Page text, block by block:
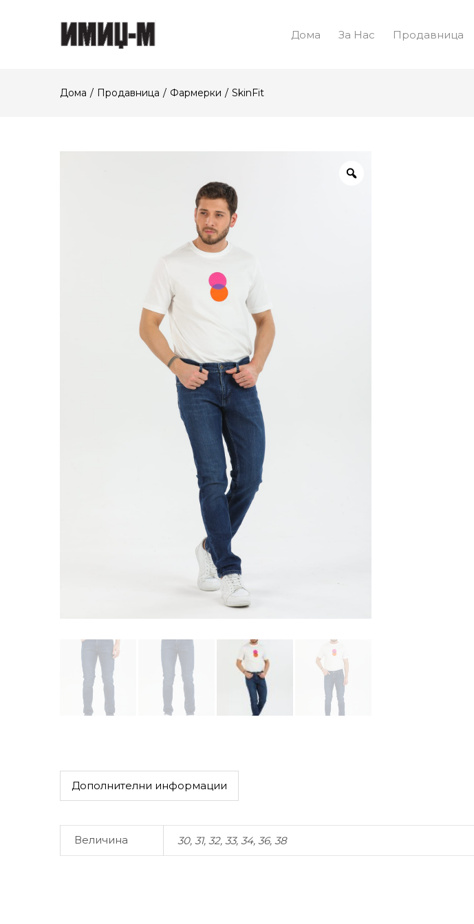
Дома За Нас Продавница
Дома Продавница Фармерки SkinFit
Дополнителни информации
Величина 30, 31, 32, 33, 34, 36, 38